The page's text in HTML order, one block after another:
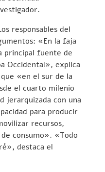
responsables del
«En la faja
principal fuente de
Occidental», explica
«en el sur de la
el cuarto milenio
jerarquizada con una
para producir
recursos,
consumo». «Todo
destaca el